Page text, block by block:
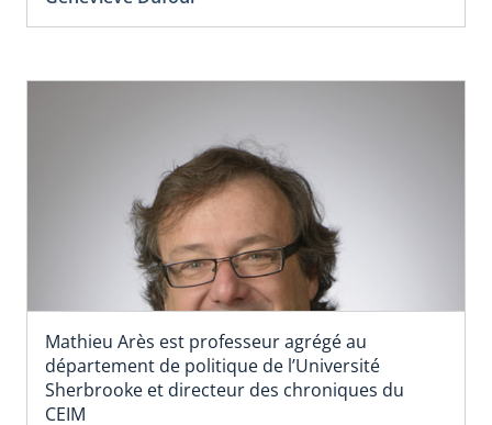
Mathieu Arès est professeur agrégé au
département de politique de l’Université
Sherbrooke et directeur des chroniques du
CEIM